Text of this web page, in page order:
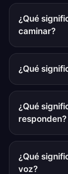
¿Qué
caminar?
¿Qué
¿Qué
responden?
¿Qué
voz?